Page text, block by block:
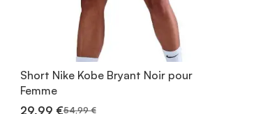
Short Nike Kobe Bryant Noir pour
Femme
29,99 €54,99 €